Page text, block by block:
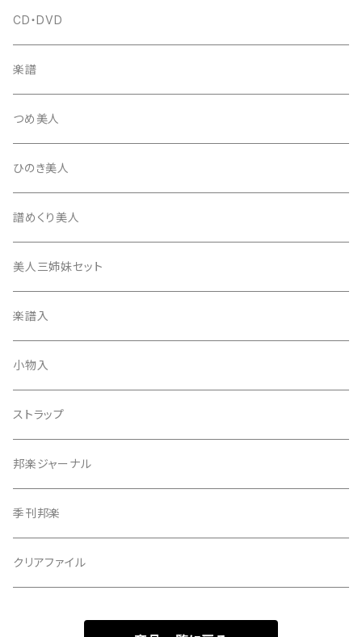
柱入
平柱入
三角柱入
琴台
13絃用琴台（低）
13絃用琴台（高）
桐柱箱
消音フェルト
長唄駒
爪駒入
撥入
一丁撥入
三角撥入（ファスナー式）
撥
長唄・民謡撥
地唄撥
撥さや
撥滑り止めゴム
ひざゴム・胴ゴム・おひざもと
天神袋
天神巾着
指すり
つぼシール
撥皮・撥皮のり
胴板
チューナー・メトロノーム
CD・DVD
楽譜
つめ美人
ひのき美人
譜めくり美人
美人三姉妹セット
楽譜入
小物入
ストラップ
邦楽ジャーナル
季刊邦楽
クリアファイル